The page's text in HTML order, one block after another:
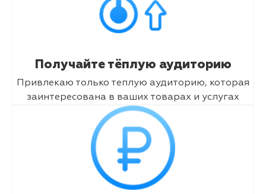
Получайте тёплую аудиторию
Привлекаю только теплую аудиторию, которая
заинтересована в ваших товарах и услугах